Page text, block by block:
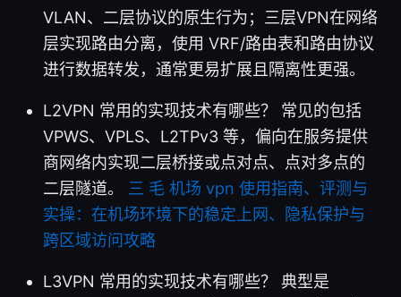
VLAN、二层协议的原生行为；三层VPN在网络
层实现路由分离，使用 VRF/路由表和路由协议
进行数据转发，通常更易扩展且隔离性更强。
L2VPN 常用的实现技术有哪些？ 常见的包括
VPWS、VPLS、L2TPv3 等，偏向在服务提供
商网络内实现二层桥接或点对点、点对多点的
二层隧道。 三 毛 机场 vpn 使用指南、评测与
实操：在机场环境下的稳定上网、隐私保护与
跨区域访问攻略
L3VPN 常用的实现技术有哪些？ 典型是